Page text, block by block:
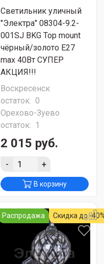
Светильник уличный
"Электра" 08304-9.2-
001SJ BKG Top mount
чёрный/золото Е27
max 40Вт СУПЕР
АКЦИЯ!!!
Воскресенск
остаток: 0
Орехово-Зуево
остаток: 1
2 015 руб.
- +
В корзину
Распродажа Скидка до -